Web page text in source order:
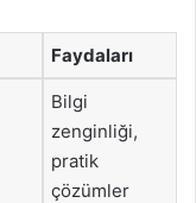
Faydaları
Bilgi
zenginliği,
pratik
çözümler